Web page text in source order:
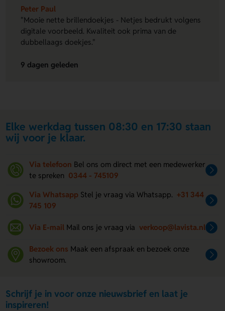
Peter Paul
"Mooie nette brillendoekjes - Netjes bedrukt volgens
digitale voorbeeld. Kwaliteit ook prima van de
dubbellaags doekjes."
9 dagen geleden
Elke werkdag tussen 08:30 en 17:30 staan
wij voor je klaar.
Via telefoon Bel ons om direct met een medewerker
te spreken 0344 - 745109
Via Whatsapp Stel je vraag via Whatsapp. +31 344
745 109
Via E-mail Mail ons je vraag via verkoop@lavista.nl
Bezoek ons Maak een afspraak en bezoek onze
showroom.
Schrijf je in voor onze nieuwsbrief en laat je
inspireren!